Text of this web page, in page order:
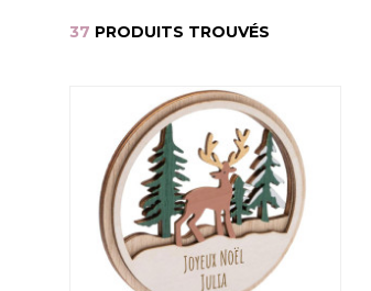
37 PRODUITS TROUVÉS